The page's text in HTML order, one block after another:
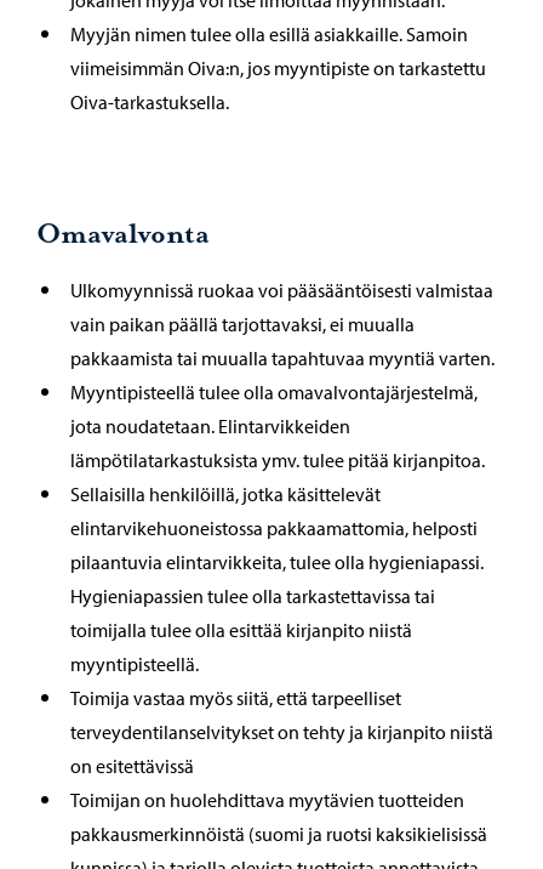
Myyjän nimen tulee olla esillä asiakkaille. Samoin
viimeisimmän Oiva:n, jos myyntipiste on tarkastettu
Oiva-tarkastuksella.
Omavalvonta
Ulkomyynnissä ruokaa voi pääsääntöisesti valmistaa
vain paikan päällä tarjottavaksi, ei muualla
pakkaamista tai muualla tapahtuvaa myyntiä varten.
Myyntipisteellä tulee olla omavalvontajärjestelmä,
jota noudatetaan. Elintarvikkeiden
lämpötilatarkastuksista ymv. tulee pitää kirjanpitoa.
Sellaisilla henkilöillä, jotka käsittelevät
elintarvikehuoneistossa pakkaamattomia, helposti
pilaantuvia elintarvikkeita, tulee olla hygieniapassi.
Hygieniapassien tulee olla tarkastettavissa tai
toimijalla tulee olla esittää kirjanpito niistä
myyntipisteellä.
Toimija vastaa myös siitä, että tarpeelliset
terveydentilanselvitykset on tehty ja kirjanpito niistä
on esitettävissä
Toimijan on huolehdittava myytävien tuotteiden
pakkausmerkinnöistä (suomi ja ruotsi kaksikielisissä